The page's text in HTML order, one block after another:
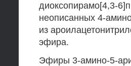
диоксопирамо[4,3-
неописанных 4-
из
эфира.
Эфиры 3-амино-5-